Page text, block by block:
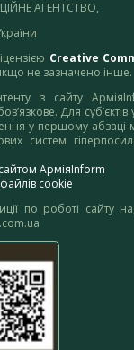
АГЕНТСТВО,
Creative
не зазначено інше.
з сайту
Для
у першому абзаці
систем
АрміяInform
cookie
по роботі сайту